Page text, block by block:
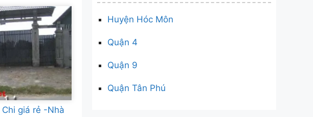
giá rẻ -Nhà
Huyện Hóc Môn
Quận 4
Quận 9
Quận Tân Phú